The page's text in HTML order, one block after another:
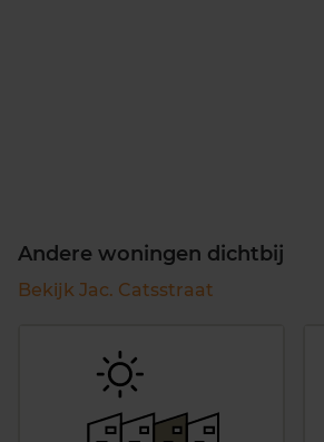
Andere woningen dichtbij
Bekijk Jac. Catsstraat